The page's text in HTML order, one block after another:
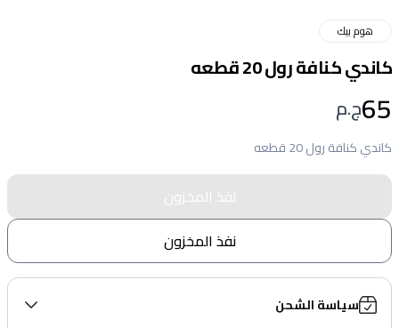
هوم بيك
كاندي كنافة رول 20 قطعه
65ج.م
كاندي كنافة رول 20 قطعه
نفذ المخزون
نفذ المخزون
سياسة الشحن